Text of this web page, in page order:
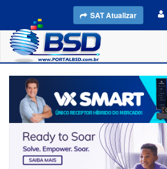
SAT Atualizar